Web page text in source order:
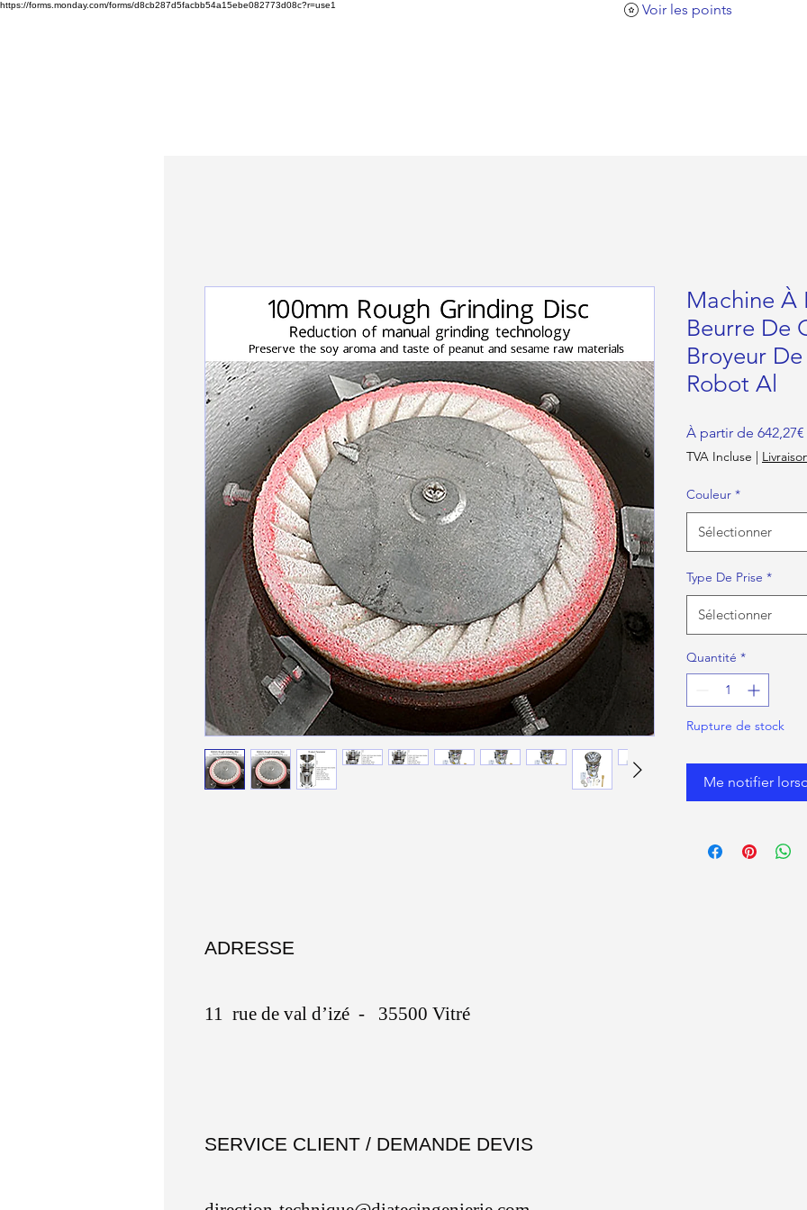
https://forms.monday.com/forms/d8cb287d5facbb54a15ebe082773d08c?r=use1 Voir les points
ADRESSE
11 rue de val d’izé - 35500 Vitré
SERVICE CLIENT / DEMANDE DEVIS
Machine À
Beurre De
Broyeur
Robot Al
À partir de 642,27€
TVA Incluse |
Couleur *
Sélectionner
Type De Prise *
Sélectionner
Quantité *
Rupture de stock
Me notifier